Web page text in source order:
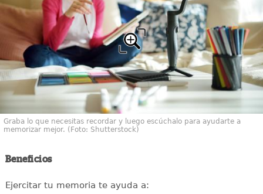
Graba lo que necesitas recordar y luego escúchalo para ayudarte a
memorizar mejor. (Foto: Shutterstock)
Beneficios
Ejercitar tu memoria te ayuda a: